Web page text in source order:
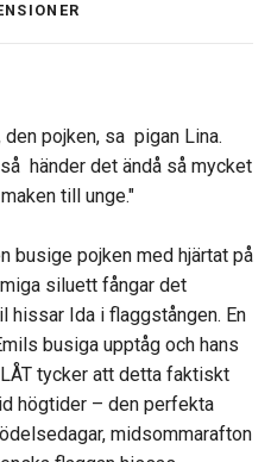
pojken, sa pigan Lina.
händer det ändå så mycket
till unge."
busige pojken med hjärtat på
siluett fångar det
hissar Ida i flaggstången. En
busiga upptåg och hans
tycker att detta faktiskt
högtider – den perfekta
midsommarafton